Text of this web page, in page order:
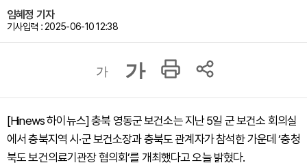
임혜정 기자
기사입력 : 2025-06-10 12:38
가 가
[Hinews 하이뉴스] 충북 영동군 보건소는 지난 5일 군 보건소 회의실
에서 충북지역 시·군 보건소장과 충북도 관계자가 참석한 가운데 ‘충청
북도 보건의료기관장 협의회’를 개최했다고 오늘 밝혔다.